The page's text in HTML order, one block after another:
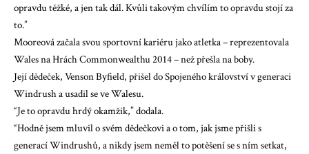
opravdu těžké, a jen tak dál. Kvůli takovým chvílím to opravdu stojí za
to.”
Mooreová začala svou sportovní kariéru jako atletka – reprezentovala
Wales na Hrách Commonwealthu 2014 – než přešla na boby.
Její dědeček, Venson Byfield, přišel do Spojeného království v generaci
Windrush a usadil se ve Walesu.
“Je to opravdu hrdý okamžik,” dodala.
“Hodně jsem mluvil o svém dědečkovi a o tom, jak jsme přišli s
generací Windrushů, a nikdy jsem neměl to potěšení se s ním setkat,